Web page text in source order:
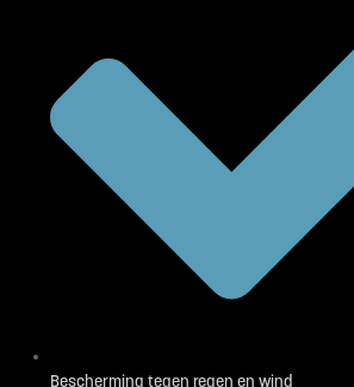
Bescherming tegen regen en wind